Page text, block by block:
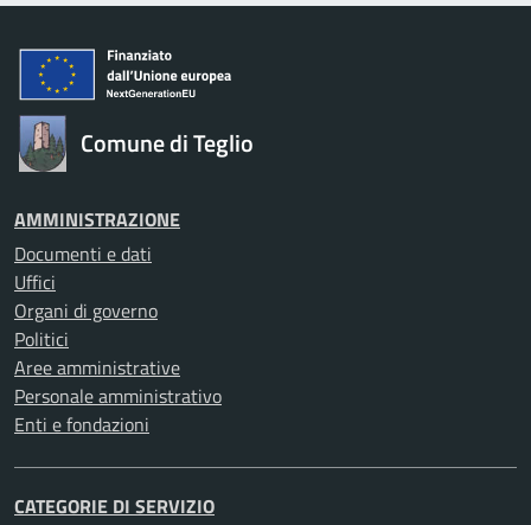
Comune di Teglio
AMMINISTRAZIONE
Documenti e dati
Uffici
Organi di governo
Politici
Aree amministrative
Personale amministrativo
Enti e fondazioni
CATEGORIE DI SERVIZIO